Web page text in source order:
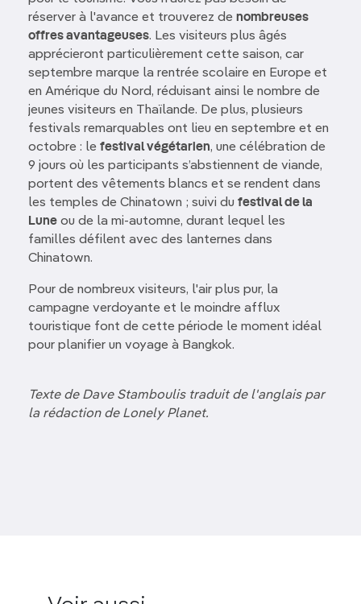
réserver à l'avance et trouverez de nombreuses
offres avantageuses. Les visiteurs plus âgés
apprécieront particulièrement cette saison, car
septembre marque la rentrée scolaire en Europe et
en Amérique du Nord, réduisant ainsi le nombre de
jeunes visiteurs en Thaïlande. De plus, plusieurs
festivals remarquables ont lieu en septembre et en
octobre : le festival végétarien, une célébration de
9 jours où les participants s’abstiennent de viande,
portent des vêtements blancs et se rendent dans
les temples de Chinatown ; suivi du festival de la
Lune ou de la mi-automne, durant lequel les
familles défilent avec des lanternes dans
Chinatown.
Pour de nombreux visiteurs, l'air plus pur, la
campagne verdoyante et le moindre afflux
touristique font de cette période le moment idéal
pour planifier un voyage à Bangkok.
Texte de Dave Stamboulis traduit de l'anglais par
la rédaction de Lonely Planet.